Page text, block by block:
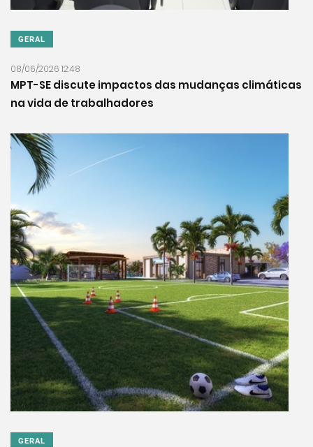
GERAL
08/06/2026 12:48
MPT-SE discute impactos das mudanças climáticas
na vida de trabalhadores
GERAL